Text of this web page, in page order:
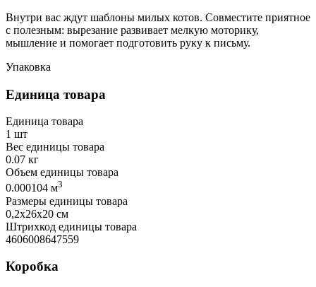
Внутри вас ждут шаблоны милых котов. Совместите приятное
с полезным: вырезание развивает мелкую моторику,
мышление и помогает подготовить руку к письму.
Упаковка
Единица товара
Единица товара
1 шт
Вес единицы товара
0.07 кг
Объем единицы товара
0.000104 м3
Размеры единицы товара
0,2х26х20 см
Штрихкод единицы товара
4606008647559
Коробка